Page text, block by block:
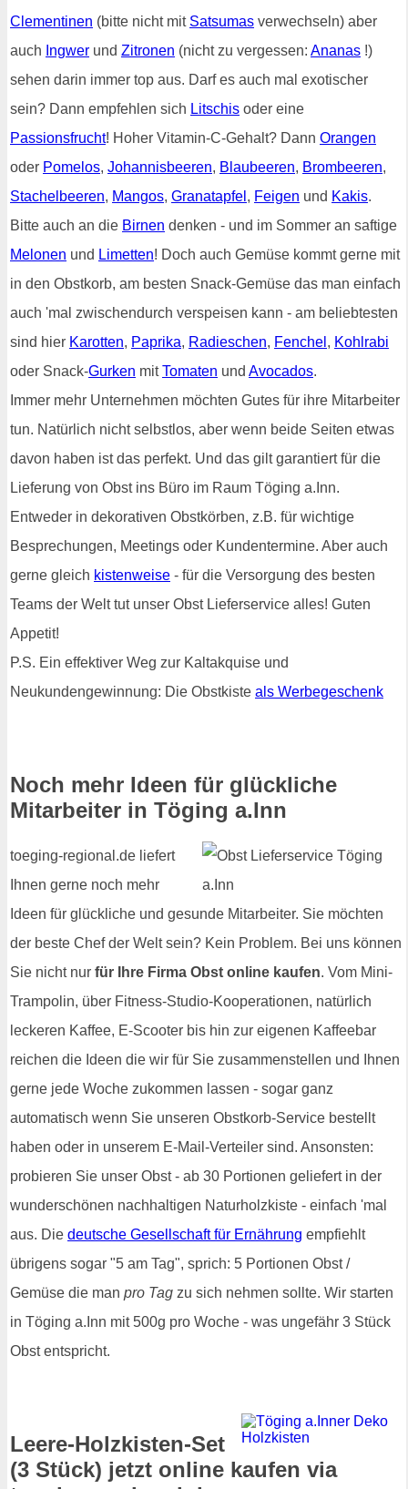
Clementinen (bitte nicht mit Satsumas verwechseln) aber
auch Ingwer und Zitronen (nicht zu vergessen: Ananas !)
sehen darin immer top aus. Darf es auch mal exotischer
sein? Dann empfehlen sich Litschis oder eine
Passionsfrucht! Hoher Vitamin-C-Gehalt? Dann Orangen
oder Pomelos, Johannisbeeren, Blaubeeren, Brombeeren,
Stachelbeeren, Mangos, Granatapfel , Feigen und Kakis.
Bitte auch an die Birnen denken - und im Sommer an saftige
Melonen und Limetten! Doch auch Gemüse kommt gerne mit
in den Obstkorb, am besten Snack-Gemüse das man einfach
auch 'mal zwischendurch verspeisen kann - am beliebtesten
sind hier Karotten, Paprika, Radieschen, Fenchel , Kohlrabi
oder Snack-Gurken mitTomaten und Avocados.
Immer mehr Unternehmen möchten Gutes für ihre Mitarbeiter
tun. Natürlich nicht selbstlos, aber wenn beide Seiten etwas
davon haben ist das perfekt. Und das gilt garantiert für die
Lieferung von Obst ins Büro im Raum Töging a.Inn.
Entweder in dekorativen Obstkörben, z.B. für wichtige
Besprechungen, Meetings oder Kundentermine. Aber auch
gerne gleich kistenweise - für die Versorgung des besten
Teams der Welt tut unser Obst Lieferservice alles! Guten
Appetit!
P.S. Ein effektiver Weg zur Kaltakquise und
Neukundengewinnung: Die Obstkiste als Werbegeschenk
Noch mehr Ideen für glückliche
Mitarbeiter in Töging a.Inn
toeging-regional.de liefert
Ihnen gerne noch mehr
Ideen für glückliche und gesunde Mitarbeiter. Sie möchten
der beste Chef der Welt sein? Kein Problem. Bei uns können
Sie nicht nur für Ihre Firma Obst online kaufen. Vom Mini-
Trampolin, über Fitness-Studio-Kooperationen, natürlich
leckeren Kaffee, E-Scooter bis hin zur eigenen Kaffeebar
reichen die Ideen die wir für Sie zusammenstellen und Ihnen
gerne jede Woche zukommen lassen - sogar ganz
automatisch wenn Sie unseren Obstkorb-Service bestellt
haben oder in unserem E-Mail-Verteiler sind. Ansonsten:
probieren Sie unser Obst - ab 30 Portionen geliefert in der
wunderschönen nachhaltigen Naturholzkiste - einfach 'mal
aus. Die deutsche Gesellschaft für Ernährung empfiehlt
übrigens sogar "5 am Tag", sprich: 5 Portionen Obst /
Gemüse die man pro Tag zu sich nehmen sollte. Wir starten
in Töging a.Inn mit 500g pro Woche - was ungefähr 3 Stück
Obst entspricht.
Leere-Holzkisten-Set
(3 Stück) jetzt online kaufen via